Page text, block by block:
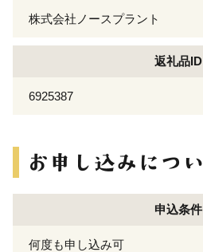
株式会社ノースプラント
返礼品ID
6925387
申込条件
何度も申し込み可